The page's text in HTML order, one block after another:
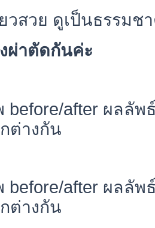
วสวย ดูเป็นธรรมช
ผ่าตัดกันค่ะ
before/after ผลลัพ
ต่างกัน
before/after ผลลัพ
ต่างกัน